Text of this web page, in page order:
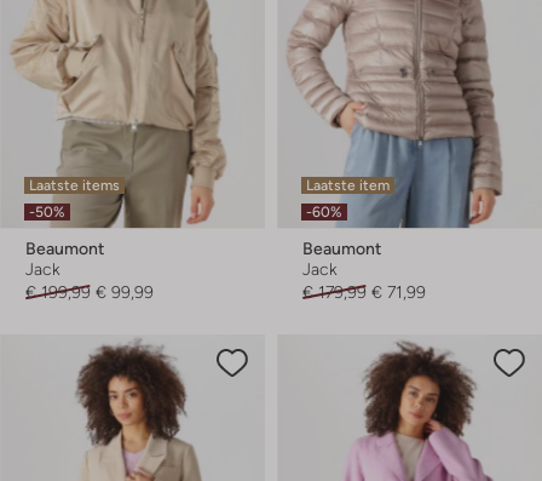
Laatste items
-50%
Beaumont
Jack
€ 199,99 € 99,99
Laatste item
-60%
Beaumont
Jack
€ 179,99 € 71,99